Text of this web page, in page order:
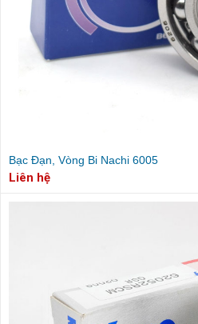
Bạc Đạn, Vòng Bi Nachi 6005
Liên hệ